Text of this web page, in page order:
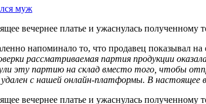
муж
напоминало то, что продавец показывал
рассматриваемая партия продукции
эту партию на склад вместо того, чтобы
с нашей онлайн-платформы. В настоящее